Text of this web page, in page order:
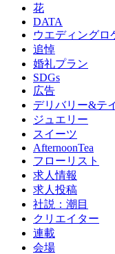
花
DATA
ウエディングロ
追悼
婚礼プラン
SDGs
広告
デリバリー&テ
ジュエリー
スイーツ
AfternoonTea
フローリスト
求人情報
求人投稿
社説：潮目
クリエイター
連載
会場